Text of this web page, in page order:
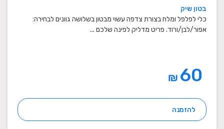
בטון שיק
כלי לפלפל ומלח בצורת צדפה עשוי מבטון בשלושה גוונים לבחירה:
אפור/לבן/ורוד. פריט מדליק לפינה שלכם ...
₪
להזמנה